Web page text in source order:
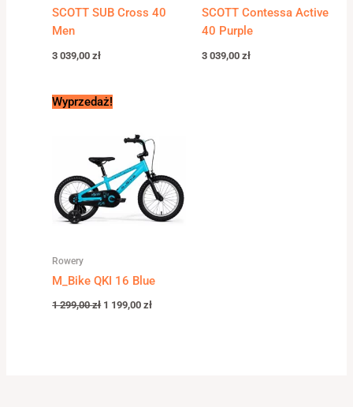
SCOTT SUB Cross 40
Men
3 039,00zł
SCOTT Contessa Active
40 Purple
3 039,00 zł
Wyprzedaż!
Rowery
M_Bike QKI 16 Blue
1 299,00zł
Pierwotna
cena
299,00 zł.
1 199,00zł
1
199,00 zł.